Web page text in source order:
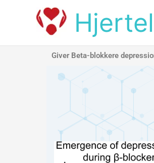
Giver Beta-blokkere